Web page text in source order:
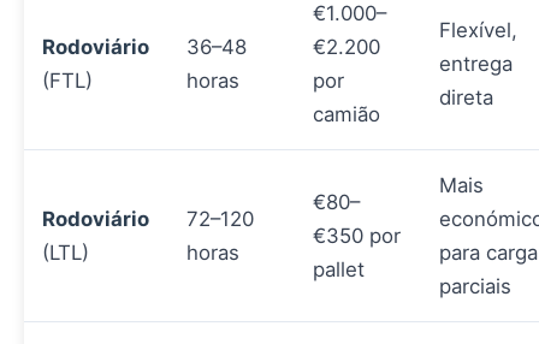
Rodoviário
(FTL)
36–48
horas
€1.000–
€2.200
por
camião
Flexível,
entrega
direta
Rodoviário
(LTL)
72–120
horas
€80–
€350 por
pallet
Mais
para
parciais